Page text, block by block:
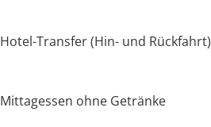
Hotel-Transfer (Hin- und Rückfahrt)
Mittagessen ohne Getränke